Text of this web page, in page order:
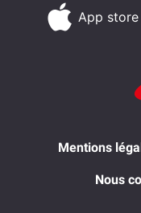
App store
Mentions
Nous